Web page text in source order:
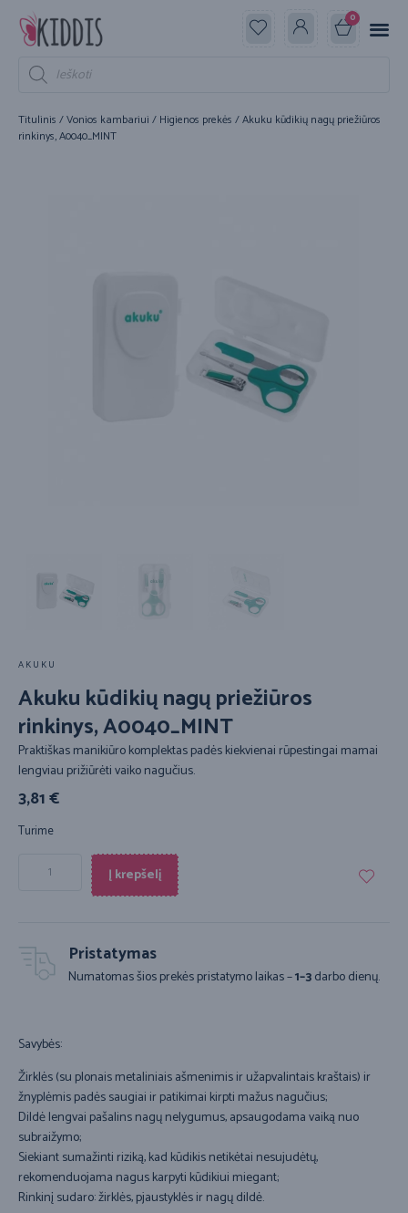
0
Titulinis /Vonios kambariui / Higienos prekės / Akuku kūdikių nagų priežiūros
rinkinys, A0040_MINT
AKUKU
Akuku kūdikių nagų priežiūros
rinkinys, A0040_MINT
Praktiškas manikiūro komplektas padės kiekvienai rūpestingai mamai
lengviau prižiūrėti vaiko nagučius.
3,81€
Turime
Į krepšelį
Pristatymas
Numatomas šios prekės pristatymo laikas –1–3darbo dienų.
Savybės:
Žirklės (su plonais metaliniais ašmenimis ir užapvalintais kraštais) ir
žnyplėmis padės saugiai ir patikimai kirpti mažus nagučius;
Dildė lengvai pašalins nagų nelygumus, apsaugodama vaiką nuo
subraižymo;
Siekiant sumažinti riziką, kad kūdikis netikėtai nesujudėtų,
rekomenduojama nagus karpyti kūdikiui miegant;
Rinkinį sudaro: žirklės, pjaustyklės ir nagų dildė.